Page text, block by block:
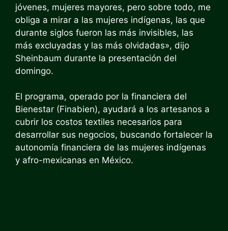
jóvenes, mujeres mayores, pero sobre todo, me
obliga a mirar a las mujeres indígenas, las que
durante siglos fueron las más invisibles, las
más excluyadas y las más olvidadas», dijo
Sheinbaum durante la presentación del
domingo.
El programa, operado por la financiera del
Bienestar (Finabien), ayudará a los artesanos a
cubrir los costos textiles necesarios para
desarrollar sus negocios, buscando fortalecer la
autonomía financiera de las mujeres indígenas
y afro-mexicanas en México.